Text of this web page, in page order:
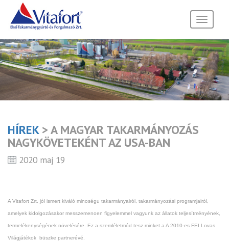
Toggle
HÍREK> A MAGYAR TAKARMÁNYOZÁS
NAGYKÖVETEKÉNT AZ USA-BAN
2020 maj 19
A Vitafort Zrt. jól ismert kiváló minoségu takarmányairól, takarmányozási programjairól,
amelyek kidolgozásakor messzemenoen figyelemmel vagyunk az állatok teljesítményének,
termelékenységének növelésére. Ez a szemléletmód tesz minket a A 2010-es FEI Lovas
Világjátékok büszke partnerévé.